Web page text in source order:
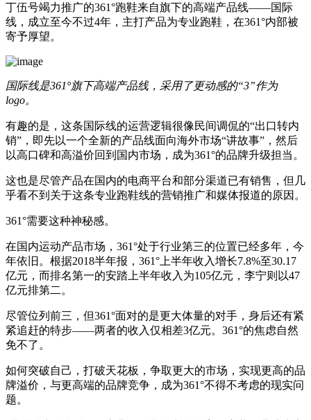
丁伍号竭力推广的361°跑鞋来自旗下的高端产品线——国际
线，成立至今不过4年，主打产品为专业跑鞋，在361°内部被
寄予厚望。
国际线是361°旗下高端产品线，采用了更动感的“3”作为
logo。
有趣的是，这条国际线的运营逻辑很像民间调侃的“出口转内
销”，即先以一个全新的产品线面向海外市场“讲故事”，然后
以高口碑和高溢价回到国内市场，成为361°的品牌升级担当。
这也是尽管产品在国内的电商平台和部分渠道已有销售，但几
乎看不到关于这条专业跑鞋线的营销推广和媒体报道的原因。
361°需要这种神秘感。
在国内运动产品市场，361°处于行业第三的位置已经多年，今
年依旧。根据2018半年报，361°上半年收入增长7.8%至30.17
亿元，而排名第一的安踏上半年收入为105亿元，李宁则以47
亿元排第二。
尽管位列前三，但361°面对的是更大体量的对手，身后还有紧
紧追赶的特步——两者的收入仅相差3亿元。361°的焦虑自然
免不了。
如何突破自己，打破天花板，争取更大的市场，实现更高的品
牌溢价，与更高端的品牌竞争，成为361°不得不考虑的现实问
题。